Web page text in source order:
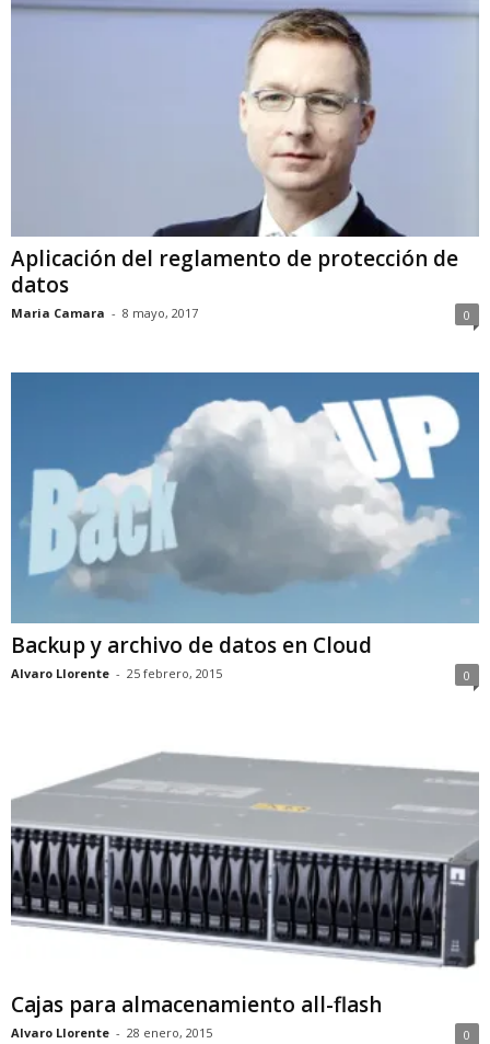
Aplicación del reglamento de protección de
datos
Maria Camara - 8 mayo, 2017 0
Backup y archivo de datos en Cloud
Alvaro Llorente - 25 febrero, 2015 0
Cajas para almacenamiento all-flash
Alvaro Llorente - 28 enero, 2015 0